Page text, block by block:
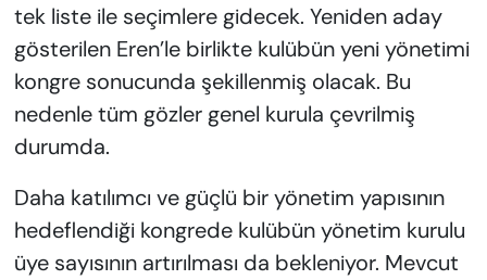
tek liste ile seçimlere gidecek. Yeniden aday
gösterilen Eren’le birlikte kulübün yeni yönetimi
kongre sonucunda şekillenmiş olacak. Bu
nedenle tüm gözler genel kurula çevrilmiş
durumda.
Daha katılımcı ve güçlü bir yönetim yapısının
hedeflendiği kongrede kulübün yönetim kurulu
üye sayısının artırılması da bekleniyor. Mevcut